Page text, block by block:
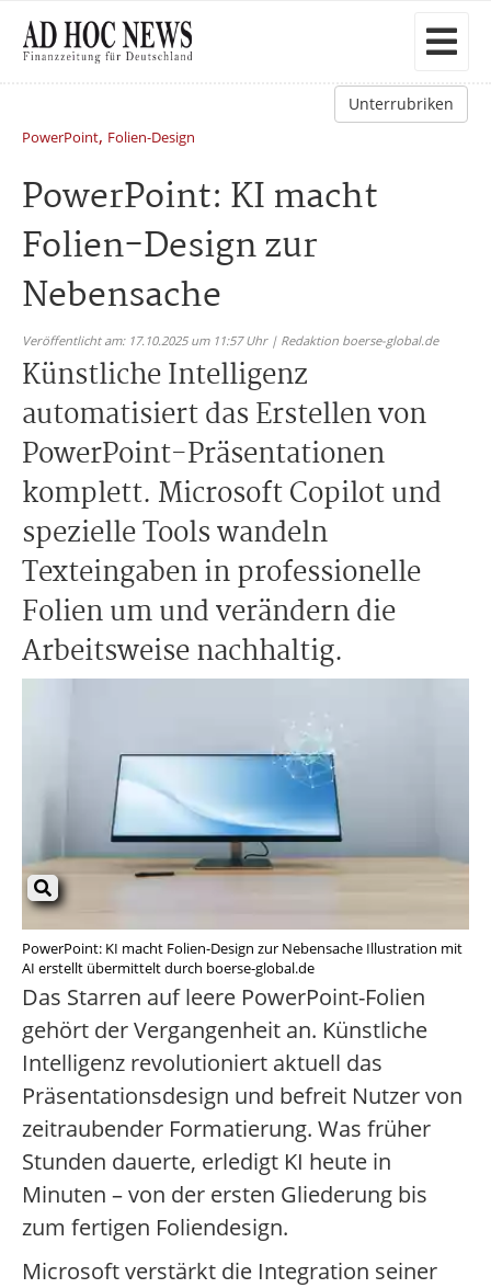
Unterrubriken
PowerPoint, Folien-Design
PowerPoint: KI macht
Folien-Design zur
Nebensache
Veröffentlicht am: 17.10.2025 um 11:57 Uhr | Redaktion boerse-global.de
Künstliche Intelligenz
automatisiert das Erstellen von
PowerPoint-Präsentationen
komplett. Microsoft Copilot und
spezielle Tools wandeln
Texteingaben in professionelle
Folien um und verändern die
Arbeitsweise nachhaltig.
PowerPoint: KI macht Folien-Design zur Nebensache Illustration mit
AI erstellt übermittelt durch boerse-global.de
Das Starren auf leere PowerPoint-Folien
gehört der Vergangenheit an. Künstliche
Intelligenz revolutioniert aktuell das
Präsentationsdesign und befreit Nutzer von
zeitraubender Formatierung. Was früher
Stunden dauerte, erledigt KI heute in
Minuten – von der ersten Gliederung bis
zum fertigen Foliendesign.
Microsoft verstärkt die Integration seiner